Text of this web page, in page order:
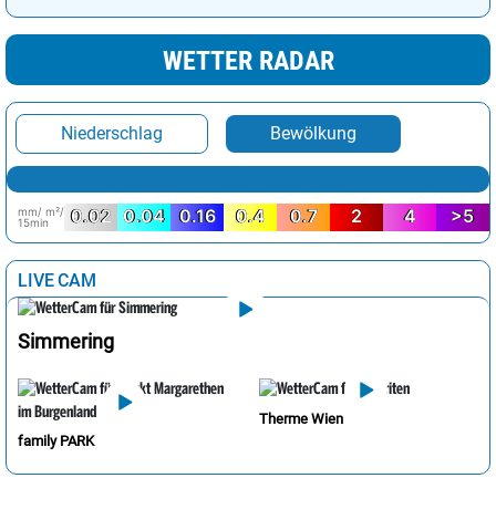
WETTER RADAR
Niederschlag Bewölkung
mm/ m²/
15min
0.02 0.04 0.16 0.4 0.7 2 4 >5
LIVE CAM
Simmering
family PARK
Therme Wien